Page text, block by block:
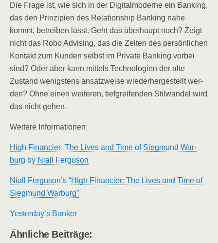
Die Fra­ge ist, wie sich in der Digi­tal­mo­der­ne ein Ban­king,
das den Prin­zi­pi­en des Rela­ti­onship Ban­king nahe
kommt, betrei­ben lässt. Geht das über­haupt noch? Zeigt
nicht das Robo Advi­sing, das die Zei­ten des per­sön­li­chen
Kon­takt zum Kun­den selbst im Pri­va­te Ban­king vor­bei
sind? Oder aber kann mit­tels Tech­no­lo­gien der alte
Zustand wenigs­tens ansatz­wei­se wie­der­her­ge­stellt wer­
den? Ohne einen wei­te­ren, tief­grei­fen­den Stil­wan­del wird
das nicht gehen.
Wei­te­re Informationen:
High Finan­cier: The Lives and Time of Sieg­mund War­
burg by Niall Ferguson
Niall Ferguson’s “High Finan­cier: The Lives and Time of
Sieg­mund Warburg”
Yesterday’s Ban­ker
Ähn­li­che Beiträge: